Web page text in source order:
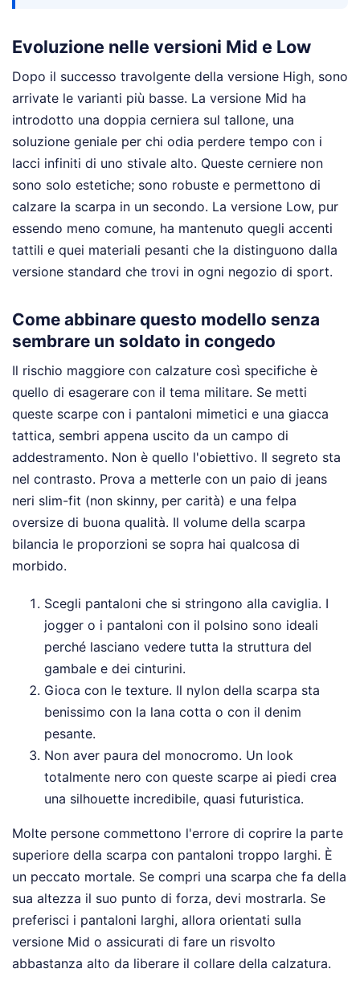
Evoluzione nelle versioni Mid e Low
Dopo il successo travolgente della versione High, sono
arrivate le varianti più basse. La versione Mid ha
introdotto una doppia cerniera sul tallone, una
soluzione geniale per chi odia perdere tempo con i
lacci infiniti di uno stivale alto. Queste cerniere non
sono solo estetiche; sono robuste e permettono di
calzare la scarpa in un secondo. La versione Low, pur
essendo meno comune, ha mantenuto quegli accenti
tattili e quei materiali pesanti che la distinguono dalla
versione standard che trovi in ogni negozio di sport.
Come abbinare questo modello senza
sembrare un soldato in congedo
Il rischio maggiore con calzature così specifiche è
quello di esagerare con il tema militare. Se metti
queste scarpe con i pantaloni mimetici e una giacca
tattica, sembri appena uscito da un campo di
addestramento. Non è quello l'obiettivo. Il segreto sta
nel contrasto. Prova a metterle con un paio di jeans
neri slim-fit (non skinny, per carità) e una felpa
oversize di buona qualità. Il volume della scarpa
bilancia le proporzioni se sopra hai qualcosa di
morbido.
Scegli pantaloni che si stringono alla caviglia. I
jogger o i pantaloni con il polsino sono ideali
perché lasciano vedere tutta la struttura del
gambale e dei cinturini.
Gioca con le texture. Il nylon della scarpa sta
benissimo con la lana cotta o con il denim
pesante.
Non aver paura del monocromo. Un look
totalmente nero con queste scarpe ai piedi crea
una silhouette incredibile, quasi futuristica.
Molte persone commettono l'errore di coprire la parte
superiore della scarpa con pantaloni troppo larghi. È
un peccato mortale. Se compri una scarpa che fa della
sua altezza il suo punto di forza, devi mostrarla. Se
preferisci i pantaloni larghi, allora orientati sulla
versione Mid o assicurati di fare un risvolto
abbastanza alto da liberare il collare della calzatura.